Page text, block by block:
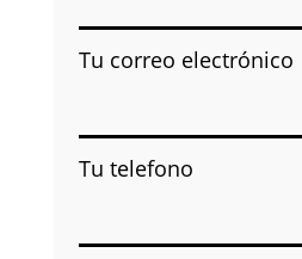
Tu correo electrónico
Tu telefono